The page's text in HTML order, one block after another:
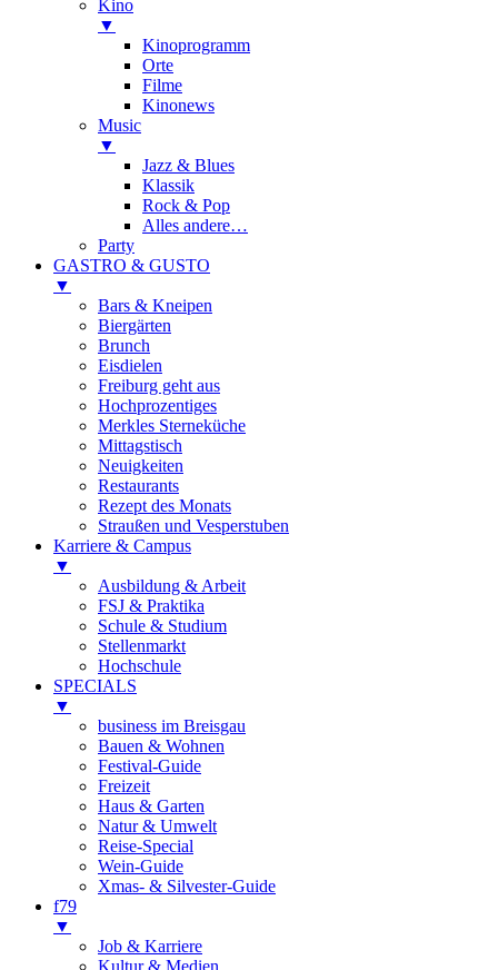
Kino
▼
Kinoprogramm
Orte
Filme
Kinonews
Music
▼
Jazz & Blues
Klassik
Rock & Pop
Alles andere…
Party
GASTRO & GUSTO
▼
Bars & Kneipen
Biergärten
Brunch
Eisdielen
Freiburg geht aus
Hochprozentiges
Merkles Sterneküche
Mittagstisch
Neuigkeiten
Restaurants
Rezept des Monats
Straußen und Vesperstuben
Karriere & Campus
▼
Ausbildung & Arbeit
FSJ & Praktika
Schule & Studium
Stellenmarkt
Hochschule
SPECIALS
▼
business im Breisgau
Bauen & Wohnen
Festival-Guide
Freizeit
Haus & Garten
Natur & Umwelt
Reise-Special
Wein-Guide
Xmas- & Silvester-Guide
f79
▼
Job & Karriere
Kultur & Medien